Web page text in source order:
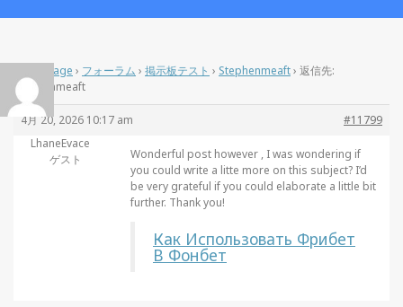
Home Page › フォーラム › 掲示板テスト › Stephenmeaft› 返信先:
Stephenmeaft
4月 20, 2026 10:17 am
#11799
LhaneEvace
ゲスト
Wonderful post however , I was wondering if
you could write a litte more on this subject? I’d
be very grateful if you could elaborate a little bit
further. Thank you!
Как Использовать Фрибет
В Фонбет